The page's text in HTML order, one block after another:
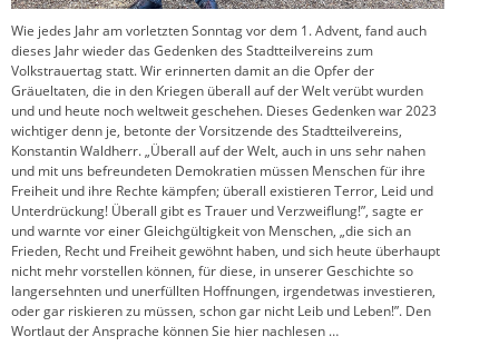
Wie jedes Jahr am vorletzten Sonntag vor dem 1. Advent, fand auch
dieses Jahr wieder das Gedenken des Stadtteilvereins zum
Volkstrauertag statt. Wir erinnerten damit an die Opfer der
Gräueltaten, die in den Kriegen überall auf der Welt verübt wurden
und und heute noch weltweit geschehen. Dieses Gedenken war 2023
wichtiger denn je, betonte der Vorsitzende des Stadtteilvereins,
Konstantin Waldherr. „Überall auf der Welt, auch in uns sehr nahen
und mit uns befreundeten Demokratien müssen Menschen für ihre
Freiheit und ihre Rechte kämpfen; überall existieren Terror, Leid und
Unterdrückung! Überall gibt es Trauer und Verzweiflung!”, sagte er
und warnte vor einer Gleichgültigkeit von Menschen, „die sich an
Frieden, Recht und Freiheit gewöhnt haben, und sich heute überhaupt
nicht mehr vorstellen können, für diese, in unserer Geschichte so
langersehnten und unerfüllten Hoffnungen, irgendetwas investieren,
oder gar riskieren zu müssen, schon gar nicht Leib und Leben!”. Den
Wortlaut der Ansprache können Sie hier nachlesen …